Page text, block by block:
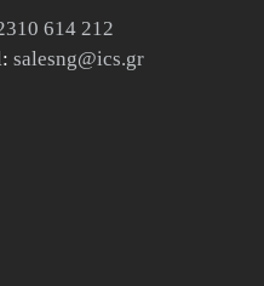
614 212
salesng@ics.gr